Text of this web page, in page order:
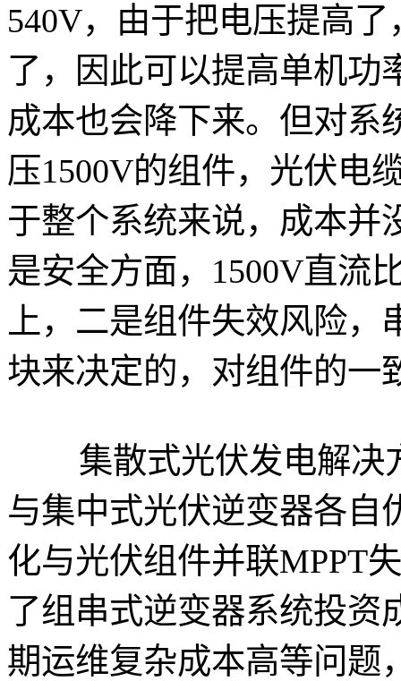
540V，由于把电压提高
了，因此可以提高单机功
成本也会降下来。但对系
压1500V的组件，光伏电
于整个系统来说，成本并
是安全方面，1500V直流
上，二是组件失效风险
块来决定的，对组件的一
集散式光伏发电解决
与集中式光伏逆变器各自
化与光伏组件并联MPPT
了组串式逆变器系统投资
期运维复杂成本高等问题